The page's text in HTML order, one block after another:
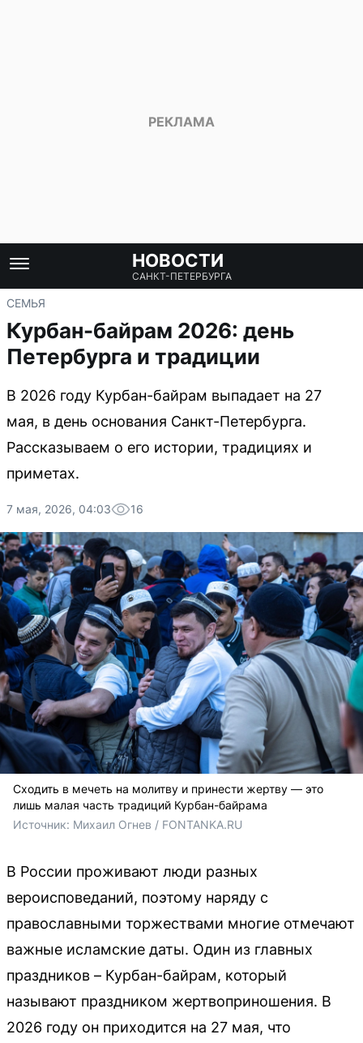
НОВОСТИ
САНКТ-ПЕТЕРБУРГА
СЕМЬЯ
Курбан-байрам 2026: день
Петербурга и традиции
В 2026 году Курбан-байрам выпадает на 27
мая, в день основания Санкт-Петербурга.
Рассказываем о его истории, традициях и
приметах.
7 мая, 2026, 04:03 16
Сходить в мечеть на молитву и принести жертву — это
лишь малая часть традиций Курбан-байрама
Источник: Михаил Огнев / FONTANKA.RU
В России проживают люди разных
вероисповеданий, поэтому наряду с
православными торжествами многие отмечают
важные исламские даты. Один из главных
праздников – Курбан-байрам, который
называют праздником жертвоприношения. В
2026 году он приходится на 27 мая, что